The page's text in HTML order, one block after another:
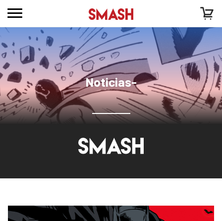
Noticias-